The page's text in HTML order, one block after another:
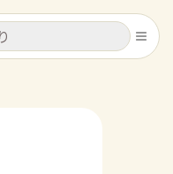
キャンセル
キャンセル